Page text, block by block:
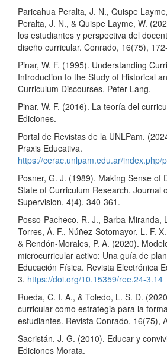
Paricahua Peralta, J. N., Quispe
Peralta, J. N., & Quispe Layme, W.
los estudiantes y perspectiva del
diseño curricular. Conrado, 16(75),
Pinar, W. F. (1995). Understanding
Introduction to the Study of Historical
Curriculum Discourses. Peter Lang.
Pinar, W. F. (2016). La teoría del
Ediciones.
Portal de Revistas de la UNLPam.
Praxis Educativa.
https://cerac.unlpam.edu.ar/index.php/
Posner, G. J. (1989). Making Sense of
State of Curriculum Research. Journal
Supervision, 4(4), 340-361.
Posso-Pacheco, R. J., Barba-Miranda,
Torres, Á. F., Núñez-Sotomayor, L. F.
& Rendón-Morales, P. A. (2020).
microcurricular activo: Una guía de
Educación Física. Revista Electrónica
3. https://doi.org/10.15359/ree.24-3.14
Rueda, C. I. A., & Toledo, L. S. D.
curricular como estrategia para la
estudiantes. Revista Conrado, 16(75),
Sacristán, J. G. (2010). Educar y
Ediciones Morata.